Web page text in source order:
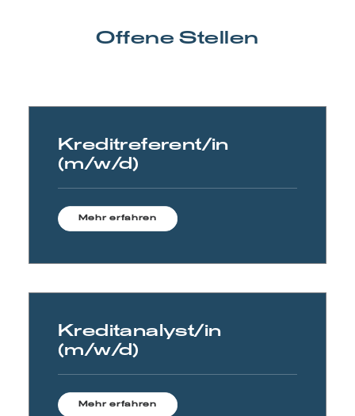
Offene Stellen
Kreditreferent/in
(m/w/d)
Mehr erfahren
Kreditanalyst/in
(m/w/d)
Mehr erfahren